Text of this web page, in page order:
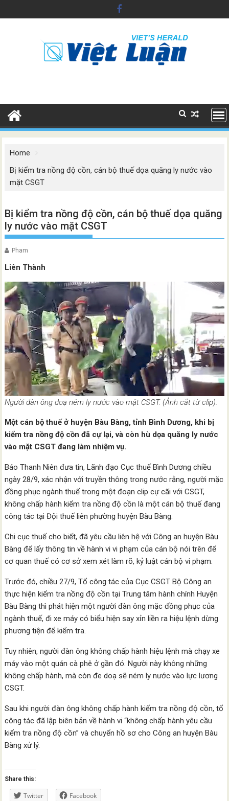
to
Home
Bị kiểm tra nồng độ cồn, cán bộ thuế dọa quăng ly nước vào
mặt CSGT
Bị kiểm tra nồng độ cồn, cán bộ thuế dọa quăng
ly nước vào mặt CSGT
Pham
Liên Thành
Người đàn ông doạ ném ly nước vào mặt CSGT. (Ảnh cắt từ clip).
Một cán bộ thuế ở huyện Bàu Bàng, tỉnh Bình Dương, khi bị
kiểm tra nồng độ cồn đã cự lại, và còn hù dọa quăng ly nước
vào mặt CSGT đang làm nhiệm vụ.
Báo Thanh Niên đưa tin, Lãnh đạo Cục thuế Bình Dương chiều
ngày 28/9, xác nhận với truyền thông trong nước rằng, người mặc
đồng phục ngành thuế trong một đoạn clip cự cãi với CSGT,
không chấp hành kiểm tra nồng độ cồn là một cán bộ thuế đang
công tác tại Đội thuế liên phường huyện Bàu Bàng.
Chi cục thuế cho biết, đã yêu cầu liên hệ với Công an huyện Bàu
Bàng để lấy thông tin về hành vi vi phạm của cán bộ nói trên để
cơ quan thuế có cơ sở xem xét làm rõ, kỷ luật cán bộ vi phạm.
Trước đó, chiều 27/9, Tổ công tác của Cục CSGT Bộ Công an
thực hiện kiểm tra nồng độ cồn tại Trung tâm hành chính Huyện
Bàu Bàng thì phát hiện một người đàn ông mặc đồng phục của
ngành thuế, đi xe máy có biểu hiện say xỉn liền ra hiệu lệnh dừng
phương tiện để kiểm tra.
Tuy nhiên, người đàn ông không chấp hành hiệu lệnh mà chạy xe
máy vào một quán cà phê ở gần đó. Người này không những
không chấp hành, mà còn đe doạ sẽ ném ly nước vào lực lương
CSGT.
Sau khi người đàn ông không chấp hành kiểm tra nồng độ cồn, tổ
công tác đã lập biên bản về hành vi “không chấp hành yêu cầu
kiểm tra nồng độ cồn” và chuyển hồ sơ cho Công an huyện Bàu
Bàng xử lý.
Share this:
Twitter Facebook